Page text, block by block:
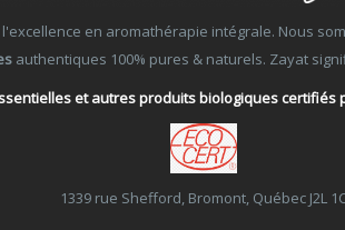
l'excellence en aromathérapie intégrale. Nous
authentiques 100% pures & naturels. Zayat
et autres produits biologiques certifiés
1339 rue Shefford, Bromont, Québec J2L